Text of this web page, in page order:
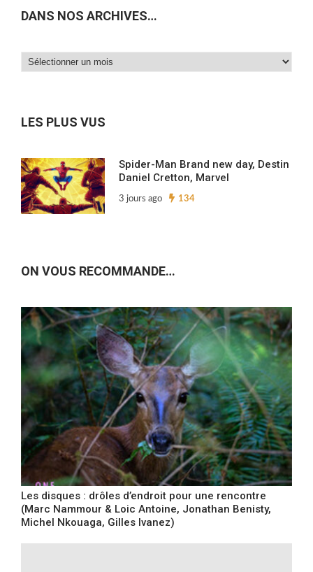
DANS NOS ARCHIVES…
Dans
LES PLUS VUS
Spider-Man Brand new day, Destin
Daniel Cretton, Marvel
3 jours ago 134
ON VOUS RECOMMANDE…
Les disques : drôles d’endroit pour une rencontre
(Marc Nammour & Loic Antoine, Jonathan Benisty,
Michel Nkouaga, Gilles Ivanez)